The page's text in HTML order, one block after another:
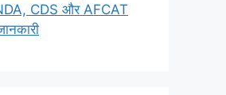
CDS और AFCAT